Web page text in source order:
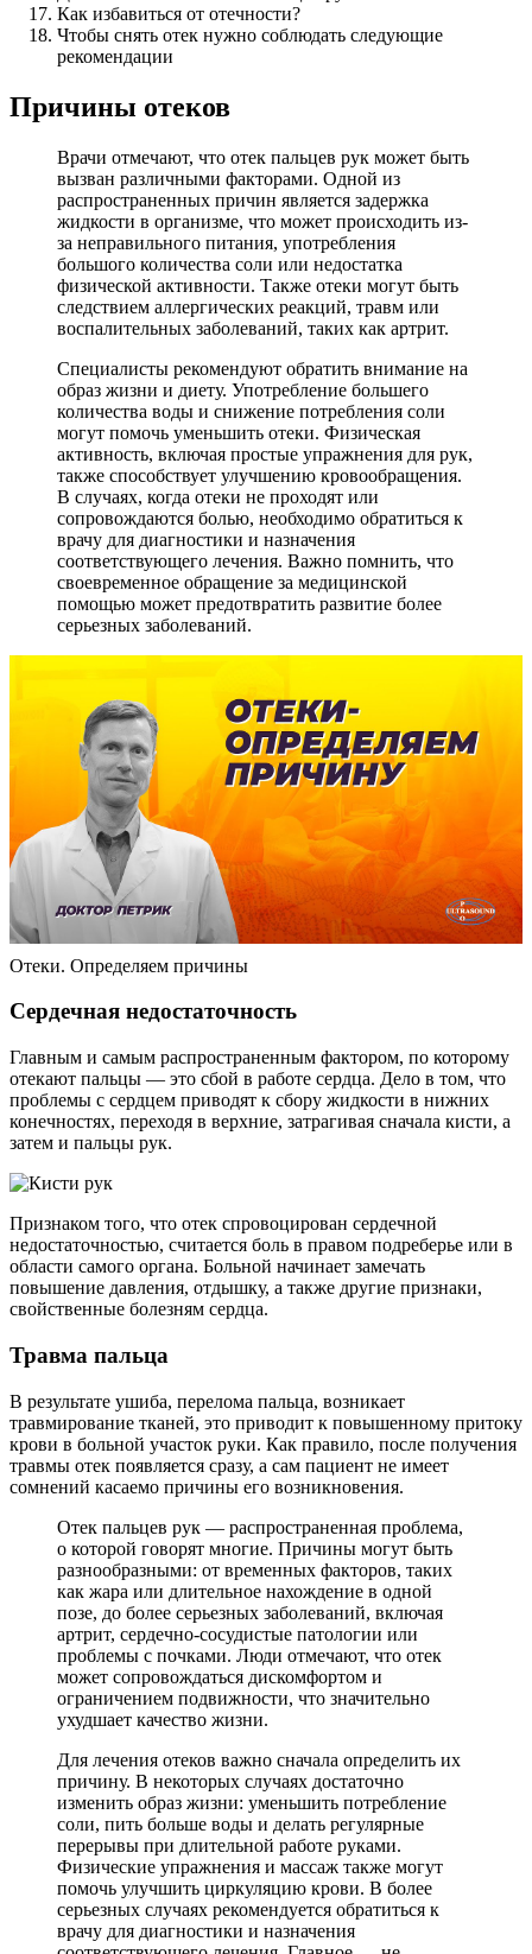
Как избавиться от отечности?
Чтобы снять отек нужно соблюдать следующие
рекомендации
Причины отеков
Врачи отмечают, что отек пальцев рук может быть
вызван различными факторами. Одной из
распространенных причин является задержка
жидкости в организме, что может происходить из-
за неправильного питания, употребления
большого количества соли или недостатка
физической активности. Также отеки могут быть
следствием аллергических реакций, травм или
воспалительных заболеваний, таких как артрит.
Специалисты рекомендуют обратить внимание на
образ жизни и диету. Употребление большего
количества воды и снижение потребления соли
могут помочь уменьшить отеки. Физическая
активность, включая простые упражнения для рук,
также способствует улучшению кровообращения.
В случаях, когда отеки не проходят или
сопровождаются болью, необходимо обратиться к
врачу для диагностики и назначения
соответствующего лечения. Важно помнить, что
своевременное обращение за медицинской
помощью может предотвратить развитие более
серьезных заболеваний.
Отеки. Определяем причины
Сердечная недостаточность
Главным и самым распространенным фактором, по которому
отекают пальцы — это сбой в работе сердца. Дело в том, что
проблемы с сердцем приводят к сбору жидкости в нижних
конечностях, переходя в верхние, затрагивая сначала кисти, а
затем и пальцы рук.
Признаком того, что отек спровоцирован сердечной
недостаточностью, считается боль в правом подреберье или в
области самого органа. Больной начинает замечать
повышение давления, отдышку, а также другие признаки,
свойственные болезням сердца.
Травма пальца
В результате ушиба, перелома пальца, возникает
травмирование тканей, это приводит к повышенному притоку
крови в больной участок руки. Как правило, после получения
травмы отек появляется сразу, а сам пациент не имеет
сомнений касаемо причины его возникновения.
Отек пальцев рук — распространенная проблема,
о которой говорят многие. Причины могут быть
разнообразными: от временных факторов, таких
как жара или длительное нахождение в одной
позе, до более серьезных заболеваний, включая
артрит, сердечно-сосудистые патологии или
проблемы с почками. Люди отмечают, что отек
может сопровождаться дискомфортом и
ограничением подвижности, что значительно
ухудшает качество жизни.
Для лечения отеков важно сначала определить их
причину. В некоторых случаях достаточно
изменить образ жизни: уменьшить потребление
соли, пить больше воды и делать регулярные
перерывы при длительной работе руками.
Физические упражнения и массаж также могут
помочь улучшить циркуляцию крови. В более
серьезных случаях рекомендуется обратиться к
врачу для диагностики и назначения